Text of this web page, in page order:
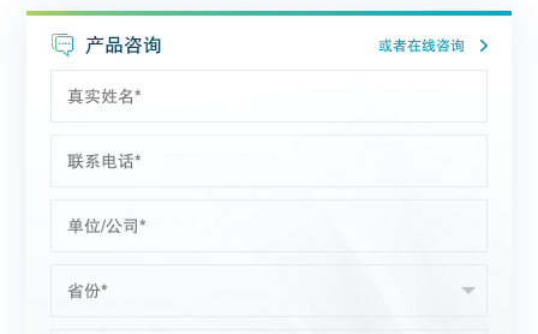
产品咨询 或者在线咨询